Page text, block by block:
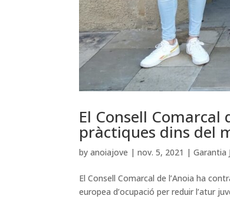
El Consell Comarcal
pràctiques dins del
byanoiajove |nov. 5, 2021 |Garantia
El Consell Comarcal de l’Anoia ha
europea d’ocupació per reduir l’atur